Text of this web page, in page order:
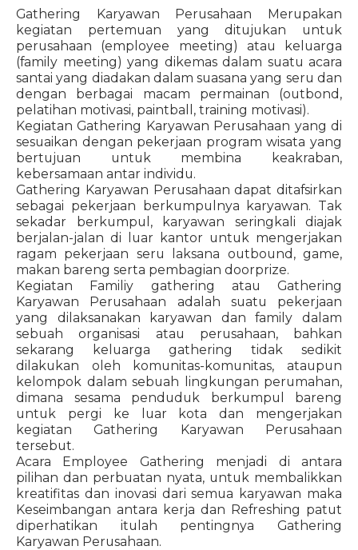
Gathering Karyawan Perusahaan Merupakan
kegiatan pertemuan yang ditujukan untuk
perusahaan (employee meeting) atau keluarga
(family meeting) yang dikemas dalam suatu acara
santai yang diadakan dalam suasana yang seru dan
dengan berbagai macam permainan (outbond,
pelatihan motivasi, paintball, training motivasi).
Kegiatan Gathering Karyawan Perusahaan yang di
sesuaikan dengan pekerjaan program wisata yang
bertujuan untuk membina keakraban,
kebersamaan antar individu.
Gathering Karyawan Perusahaan dapat ditafsirkan
sebagai pekerjaan berkumpulnya karyawan. Tak
sekadar berkumpul, karyawan seringkali diajak
berjalan-jalan di luar kantor untuk mengerjakan
ragam pekerjaan seru laksana outbound, game,
makan bareng serta pembagian doorprize.
Kegiatan Familiy gathering atau Gathering
Karyawan Perusahaan adalah suatu pekerjaan
yang dilaksanakan karyawan dan family dalam
sebuah organisasi atau perusahaan, bahkan
sekarang keluarga gathering tidak sedikit
dilakukan oleh komunitas-komunitas, ataupun
kelompok dalam sebuah lingkungan perumahan,
dimana sesama penduduk berkumpul bareng
untuk pergi ke luar kota dan mengerjakan
kegiatan Gathering Karyawan Perusahaan
tersebut.
Acara Employee Gathering menjadi di antara
pilihan dan perbuatan nyata, untuk membalikkan
kreatifitas dan inovasi dari semua karyawan maka
Keseimbangan antara kerja dan Refreshing patut
diperhatikan itulah pentingnya Gathering
Karyawan Perusahaan.